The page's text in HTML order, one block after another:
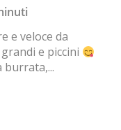
e veloce da
e piccini
burrata,...